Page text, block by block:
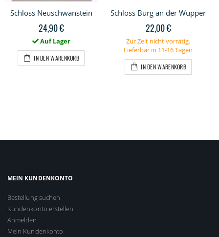
Schloss Neuschwanstein
24,90 €
Auf Lager
IN DEN WARENKORB
Schloss Burg an der Wupper
22,00 €
Zur Zeit nicht vorrätig.
Lieferbar in 11-16 Tagen
IN DEN WARENKORB
MEIN KUNDENKONTO
Bestellung suchen
Kundenkonto erstellen
Anmelden
Mein Kundenkonto